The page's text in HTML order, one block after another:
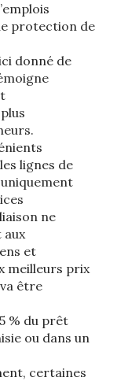
protection de
donné de
lignes de
ne
aux
et
meilleurs prix
être
% du prêt
ou dans un
certaines